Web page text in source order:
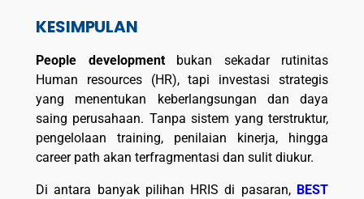
KESIMPULAN
People developmentbukan sekadar rutinitas
Human resources (HR), tapi investasi strategis
yang menentukan keberlangsungan dan daya
saing perusahaan. Tanpa sistem yang terstruktur,
pengelolaan training, penilaian kinerja, hingga
career path akan terfragmentasi dan sulit diukur.
Di antara banyak pilihan HRIS di pasaran, BEST